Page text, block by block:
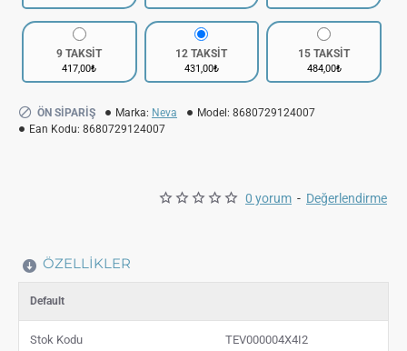
0 yorum - Değerlendirme
9 TAKSİT
417,00₺
12 TAKSİT
431,00₺
15 TAKSİT
484,00₺
ÖN SIPARIŞ Marka: Neva Model: 8680729124007
Ean Kodu: 8680729124007
ÖZELLIKLER
Default
Stok Kodu TEV000004X4I2